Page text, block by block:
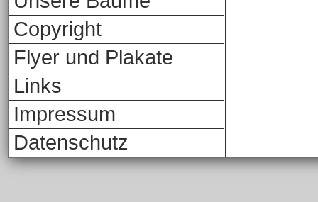
Copyright
Flyer und Plakate
Links
Impressum
Datenschutz